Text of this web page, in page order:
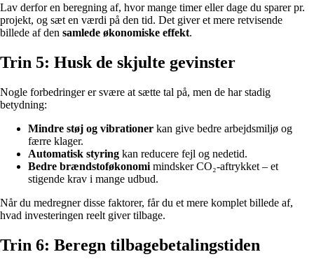
Lav derfor en beregning af, hvor mange timer eller dage du sparer pr.
projekt, og sæt en værdi på den tid. Det giver et mere retvisende
billede af den samlede økonomiske effekt.
Trin 5: Husk de skjulte gevinster
Nogle forbedringer er svære at sætte tal på, men de har stadig
betydning:
Mindre støj og vibrationer kan give bedre arbejdsmiljø og
færre klager.
Automatisk styring kan reducere fejl og nedetid.
Bedre brændstoføkonomi mindsker CO₂-aftrykket – et
stigende krav i mange udbud.
Når du medregner disse faktorer, får du et mere komplet billede af,
hvad investeringen reelt giver tilbage.
Trin 6: Beregn tilbagebetalingstiden